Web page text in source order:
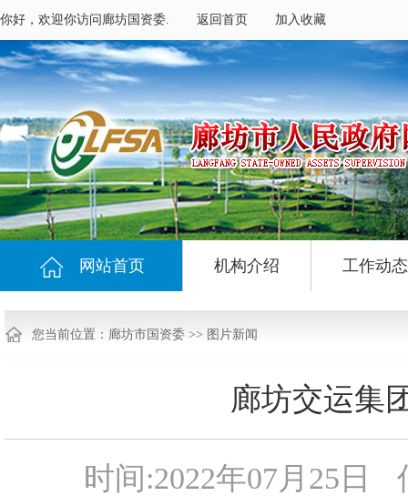
你好，欢迎你访问廊坊国资委. 返回首页 加入收藏
网站首页 机构介绍 工作动态
您当前位置： 廊坊市国资委 >> 图片新闻
廊坊交运集
时间:2022年07月25日